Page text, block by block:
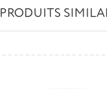
PRODUITS